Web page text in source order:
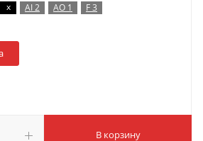
x AI 2 AO 1
F 3
В корзину